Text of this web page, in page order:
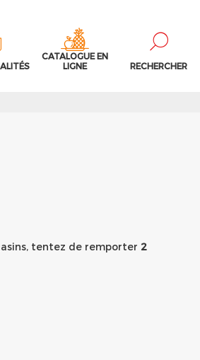
CATALOGUE EN
LIGNE
RECHERCHER
tentez de remporter 2